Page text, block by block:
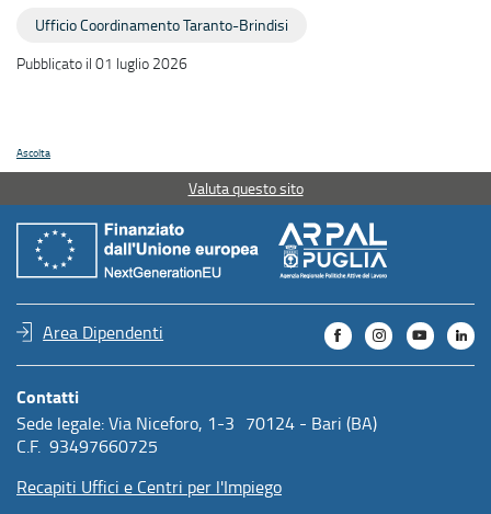
Ufficio Coordinamento Taranto-Brindisi
Pubblicato il 01 luglio 2026
Ascolta
Valuta questo sito
Area Dipendenti
Contatti
Sede legale: Via Niceforo, 1-3 70124 - Bari (BA)
C.F. 93497660725
Recapiti Uffici e Centri per l'Impiego